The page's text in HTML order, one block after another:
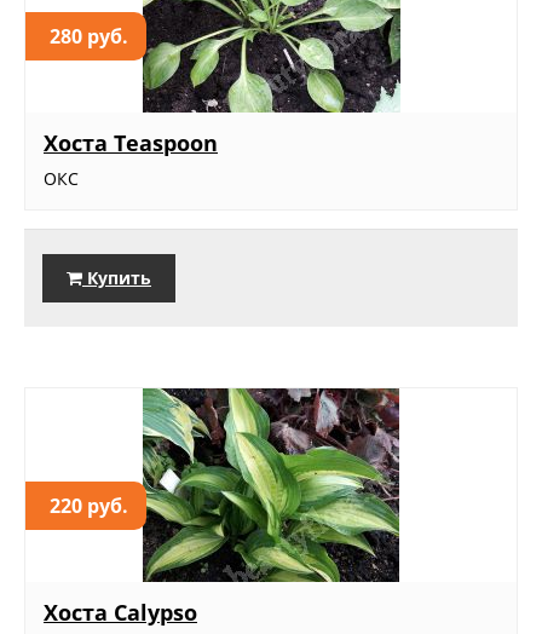
280 руб.
Хоста Teaspoon
ОКС
Купить
220 руб.
Хоста Calypso